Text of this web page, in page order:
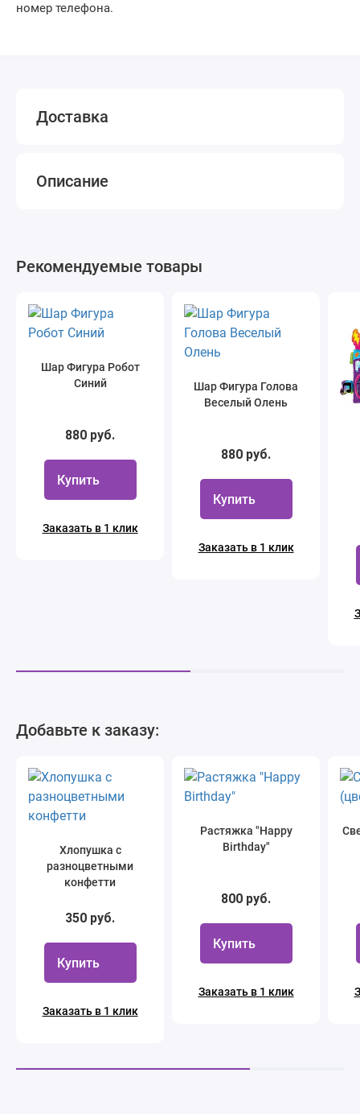
номер телефона.
Доставка
Описание
Рекомендуемые товары
Шар Фигура Робот
Синий
880 руб.
Купить
Заказать в 1 клик
Шар Фигура Голова
Веселый Олень
880 руб.
Купить
Заказать в 1 клик
Добавьте к заказу:
Хлопушка с
разноцветными
конфетти
350 руб.
Купить
Заказать в 1 клик
Растяжка "Happy
Birthday"
800 руб.
Купить
Заказать в 1 клик